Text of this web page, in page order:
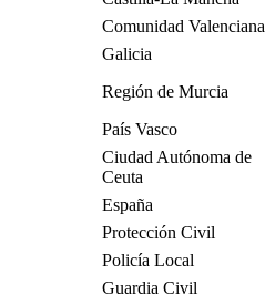
Comunidad Valenciana
Galicia
Región de Murcia
País Vasco
Ciudad Autónoma de
Ceuta
España
Protección Civil
Policía Local
Guardia Civil